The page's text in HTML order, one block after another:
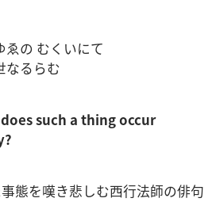
ゑの むくいにて
なるらむ
such a thing occur
態を嘆き悲しむ西行法師の俳句